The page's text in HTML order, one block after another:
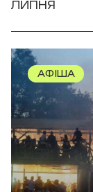
АФІША
ЛИПНЯ